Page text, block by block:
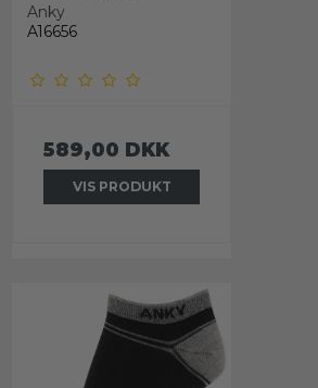
Anky
A16656
589,00 DKK
VIS PRODUKT